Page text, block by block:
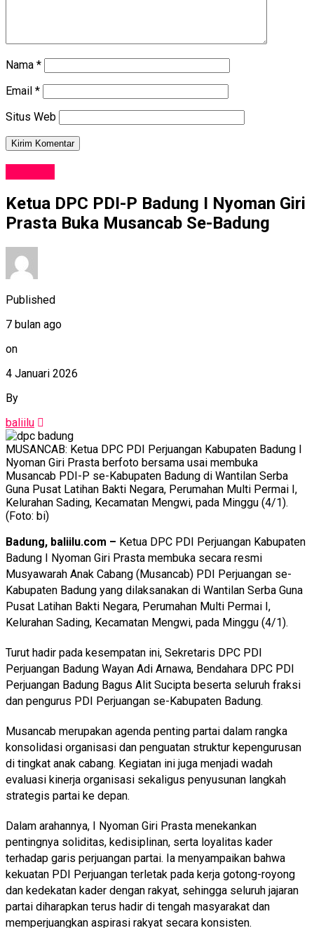
Nama *
Email *
Situs Web
Ketua DPC PDI-P Badung I Nyoman Giri
Prasta Buka Musancab Se-Badung
Published
7 bulan ago
on
4 Januari 2026
By
baliilu
MUSANCAB: Ketua DPC PDI Perjuangan Kabupaten Badung I
Nyoman Giri Prasta berfoto bersama usai membuka
Musancab PDI-P se-Kabupaten Badung di Wantilan Serba
Guna Pusat Latihan Bakti Negara, Perumahan Multi Permai I,
Kelurahan Sading, Kecamatan Mengwi, pada Minggu (4/1).
(Foto: bi)
Badung, baliilu.com – Ketua DPC PDI Perjuangan Kabupaten
Badung I Nyoman Giri Prasta membuka secara resmi
Musyawarah Anak Cabang (Musancab) PDI Perjuangan se-
Kabupaten Badung yang dilaksanakan di Wantilan Serba Guna
Pusat Latihan Bakti Negara, Perumahan Multi Permai I,
Kelurahan Sading, Kecamatan Mengwi, pada Minggu (4/1).
Turut hadir pada kesempatan ini, Sekretaris DPC PDI
Perjuangan Badung Wayan Adi Arnawa, Bendahara DPC PDI
Perjuangan Badung Bagus Alit Sucipta beserta seluruh fraksi
dan pengurus PDI Perjuangan se-Kabupaten Badung.
Musancab merupakan agenda penting partai dalam rangka
konsolidasi organisasi dan penguatan struktur kepengurusan
di tingkat anak cabang. Kegiatan ini juga menjadi wadah
evaluasi kinerja organisasi sekaligus penyusunan langkah
strategis partai ke depan.
Dalam arahannya, I Nyoman Giri Prasta menekankan
pentingnya soliditas, kedisiplinan, serta loyalitas kader
terhadap garis perjuangan partai. Ia menyampaikan bahwa
kekuatan PDI Perjuangan terletak pada kerja gotong-royong
dan kedekatan kader dengan rakyat, sehingga seluruh jajaran
partai diharapkan terus hadir di tengah masyarakat dan
memperjuangkan aspirasi rakyat secara konsisten.